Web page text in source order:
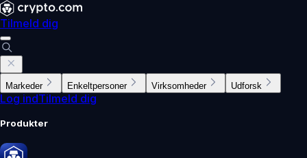
Tilmeld dig
Markeder Enkeltpersoner Virksomheder Udforsk
Log indTilmeld dig
Produkter